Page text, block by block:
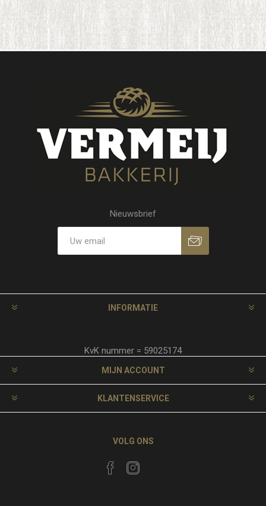
Nieuwsbrief
INFORMATIE
KvK nummer = 59025174
MIJN ACCOUNT
KLANTENSERVICE
VOLG ONS